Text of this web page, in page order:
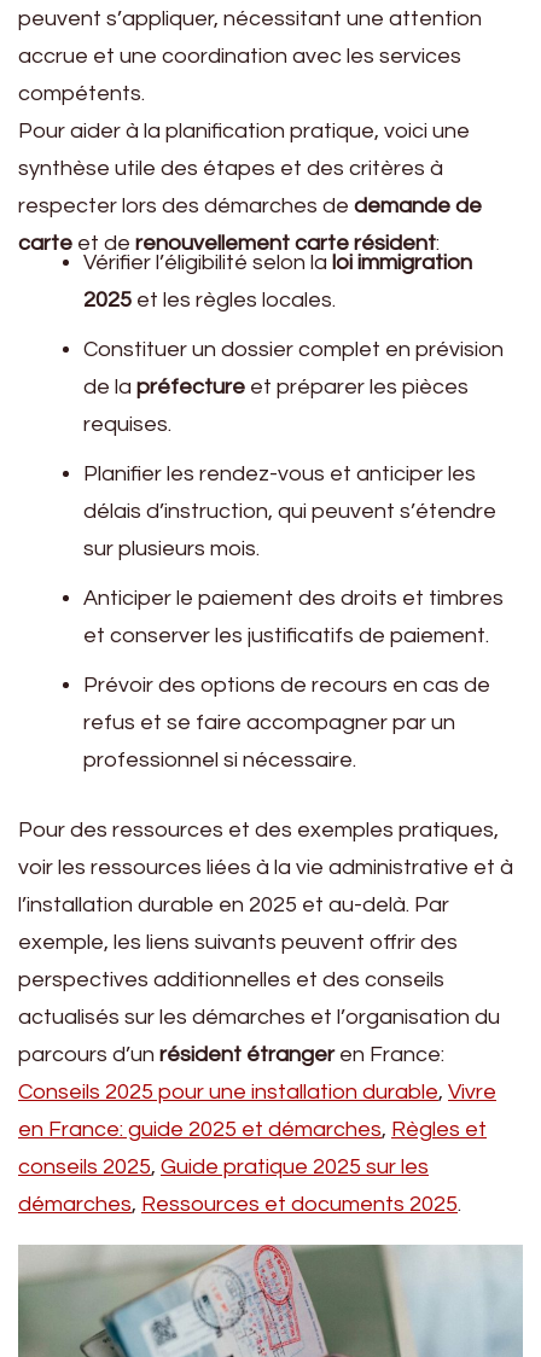
peuvent s’appliquer, nécessitant une attention
accrue et une coordination avec les services
compétents.
Pour aider à la planification pratique, voici une
synthèse utile des étapes et des critères à
respecter lors des démarches de demande de
carte et de renouvellement carte résident:
Vérifier l’éligibilité selon la loi immigration
2025 et les règles locales.
Constituer un dossier complet en prévision
de la préfecture et préparer les pièces
requises.
Planifier les rendez-vous et anticiper les
délais d’instruction, qui peuvent s’étendre
sur plusieurs mois.
Anticiper le paiement des droits et timbres
et conserver les justificatifs de paiement.
Prévoir des options de recours en cas de
refus et se faire accompagner par un
professionnel si nécessaire.
Pour des ressources et des exemples pratiques,
voir les ressources liées à la vie administrative et à
l’installation durable en 2025 et au-delà. Par
exemple, les liens suivants peuvent offrir des
perspectives additionnelles et des conseils
actualisés sur les démarches et l’organisation du
parcours d’un résident étrangeren France:
Conseils 2025 pour une installation durable, Vivre
en France: guide 2025 et démarches, Règles et
conseils 2025, Guide pratique 2025 sur les
démarches, Ressources et documents 2025.